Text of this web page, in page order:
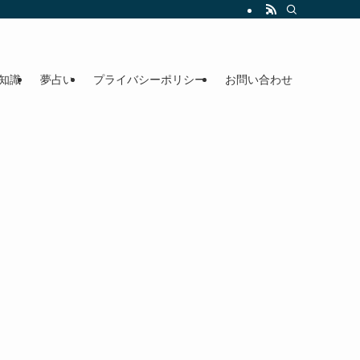
識 夢占い プライバシーポリシー お問い合わせ